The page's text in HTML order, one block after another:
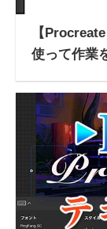
【
使って作業